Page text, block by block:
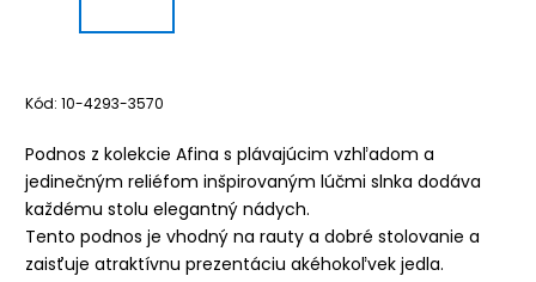
Kód: 10-4293-3570
Podnos z kolekcie Afina s plávajúcim vzhľadom a
jedinečným reliéfom inšpirovaným lúčmi slnka dodáva
každému stolu elegantný nádych.
Tento podnos je vhodný na rauty a dobré stolovanie a
zaisťuje atraktívnu prezentáciu akéhokoľvek jedla.